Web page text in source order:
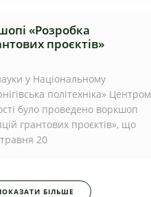
«Розробка
проєктів»
у Національному
політехніка» Центром
було проведено воркшоп
грантових проєктів», що
20
БІЛЬШЕ